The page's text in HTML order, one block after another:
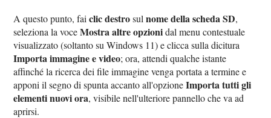
A questo punto, faiclic destrosulnome della scheda SD,
seleziona la voceMostra altre opzionidal menu contestuale
visualizzato (soltanto su Windows 11) e clicca sulla dicitura
Importa immagine e video; ora, attendi qualche istante
affinché la ricerca dei file immagine venga portata a termine e
apponi il segno di spunta accanto all'opzioneImporta tutti gli
elementi nuovi ora, visibile nell'ulteriore pannello che va ad
aprirsi.